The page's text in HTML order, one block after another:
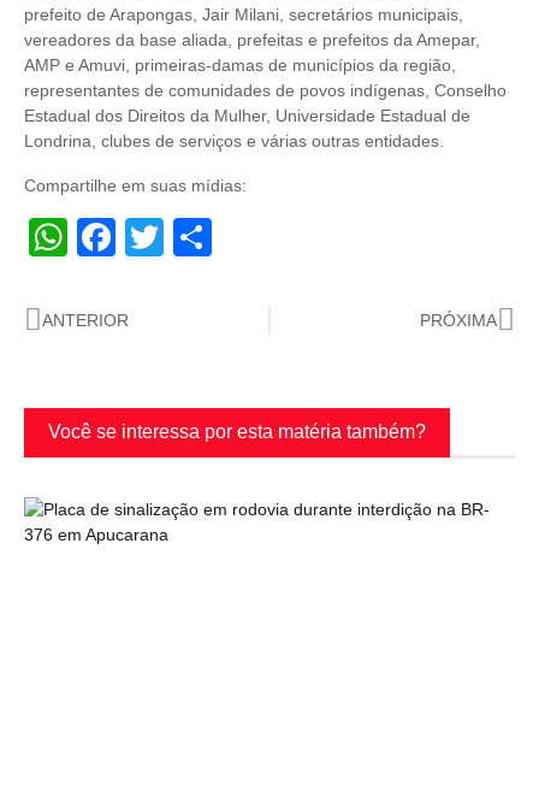
prefeito de Arapongas, Jair Milani, secretários municipais,
vereadores da base aliada, prefeitas e prefeitos da Amepar,
AMP e Amuvi, primeiras-damas de municípios da região,
representantes de comunidades de povos indígenas, Conselho
Estadual dos Direitos da Mulher, Universidade Estadual de
Londrina, clubes de serviços e várias outras entidades.
Compartilhe em suas mídias:
WhatsApp
Facebook
Twitter
ANTERIOR PRÓXIMA
Você se interessa por esta matéria também?